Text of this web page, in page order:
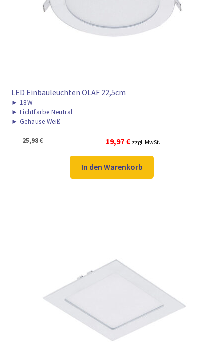
► ZAHLARTEN
► VERSANDARTEN
LED Einbauleuchten OLAF 22,5cm
► 18W
► Lichtfarbe Neutral
► Gehäuse Weiß
25,98€
Ursprünglicher
Preis
war:
25,98 €
19,97 €Aktueller
Preis
ist:
19,97 €.
zzgl. MwSt.
In den Warenkorb